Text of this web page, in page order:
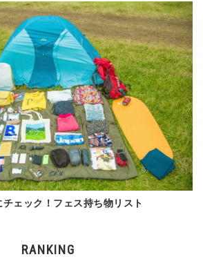
ェック！フェス持ち物リスト
RANKING